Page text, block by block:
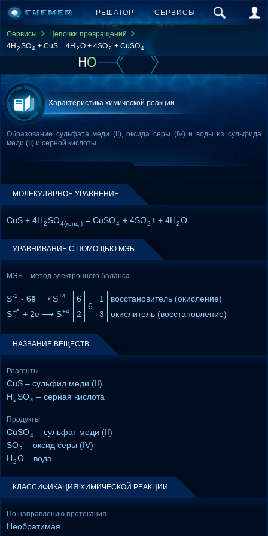
РЕШАТОР СЕРВИСЫ
Сервисы
Цепочки превращений
4H 2SO4 + CuS = 4H 2O + 4SO2 + CuSO4
Характеристика химической реакции
Образование сульфата меди (II), оксида серы (IV) и воды из сульфида
меди (II) и серной кислоты.
МОЛЕКУЛЯРНОЕ УРАВНЕНИЕ
CuS + 4H2SO4(конц.) = CuSO4 + 4SO2 ↑ + 4H2O
УРАВНИВАНИЕ С ПОМОЩЬЮ МЭБ
МЭБ – метод электронного баланса.
S-2 - 6ē ⟶ S+4
6
6
1
восстановитель (окисление)
S+6 + 2ē ⟶ S+4 2 3 окислитель (восстановление)
НАЗВАНИЕ ВЕЩЕСТВ
Реагенты
CuS – сульфид меди (II)
H2SO4 – серная кислота
Продукты
CuSO4 – сульфат меди (II)
SO2 – оксид серы (IV)
H2O – вода
КЛАССИФИКАЦИЯ ХИМИЧЕСКОЙ РЕАКЦИИ
По направлению протекания
Необратимая